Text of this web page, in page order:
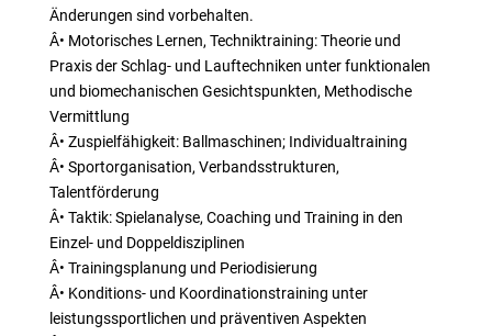
Änderungen sind vorbehalten.
Â• Motorisches Lernen, Techniktraining: Theorie und
Praxis der Schlag- und Lauftechniken unter funktionalen
und biomechanischen Gesichtspunkten, Methodische
Vermittlung
Â• Zuspielfähigkeit: Ballmaschinen; Individualtraining
Â• Sportorganisation, Verbandsstrukturen,
Talentförderung
Â• Taktik: Spielanalyse, Coaching und Training in den
Einzel- und Doppeldisziplinen
Â• Trainingsplanung und Periodisierung
Â• Konditions- und Koordinationstraining unter
leistungssportlichen und präventiven Aspekten